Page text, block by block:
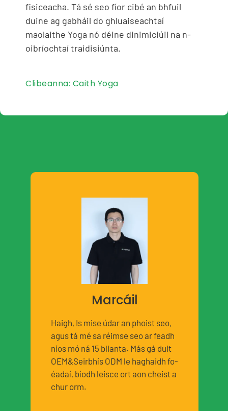
fisiceacha. Tá sé seo fíor cibé an bhfuil
duine ag gabháil do ghluaiseachtaí
maolaithe Yoga nó déine dinimiciúil na n-
oibríochtaí traidisiúnta.
Clibeanna: Caith Yoga
Marcáil
Haigh, Is mise údar an phoist seo,
agus tá mé sa réimse seo ar feadh
níos mó ná 15 blianta. Más gá duit
OEM&Seirbhís ODM le haghaidh fo-
éadaí, bíodh leisce ort aon cheist a
chur orm.